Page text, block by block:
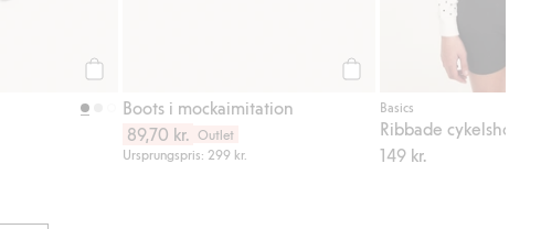
Boots i mockaimitation
89,70 kr.
Outlet
Ursprungspris: 299 kr.
Basics
Ribbade cykelshorts
149 kr.